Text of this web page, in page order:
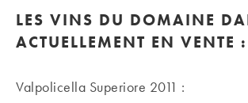
LES VINS DU DOMAINE
ACTUELLEMENT EN VENTE :
Valpolicella Superiore 2011 :